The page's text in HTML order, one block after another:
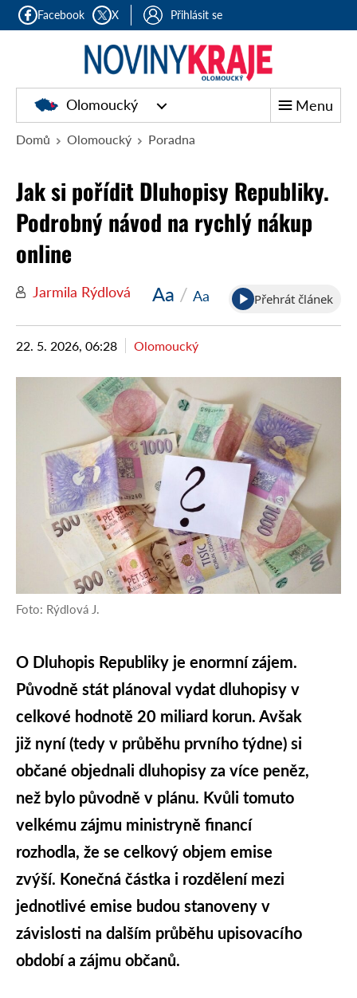
Facebook X Přihlásit se
Olomoucký Menu
Domů Olomoucký Poradna
Jak si pořídit Dluhopisy Republiky.
Podrobný návod na rychlý nákup
online
Jarmila Rýdlová Aa / Aa Přehrát článek
22. 5. 2026, 06:28 Olomoucký
Foto: Rýdlová J.
O Dluhopis Republiky je enormní zájem.
Původně stát plánoval vydat dluhopisy v
celkové hodnotě 20 miliard korun. Avšak
již nyní (tedy v průběhu prvního týdne) si
občané objednali dluhopisy za více peněz,
než bylo původně v plánu. Kvůli tomuto
velkému zájmu ministryně financí
rozhodla, že se celkový objem emise
zvýší. Konečná částka i rozdělení mezi
jednotlivé emise budou stanoveny v
závislosti na dalším průběhu upisovacího
období a zájmu občanů.